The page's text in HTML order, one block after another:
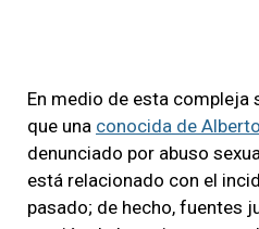
En medio de esta compleja
que una conocida de
denunciado por abuso
está relacionado con el
pasado; de hecho, fuentes